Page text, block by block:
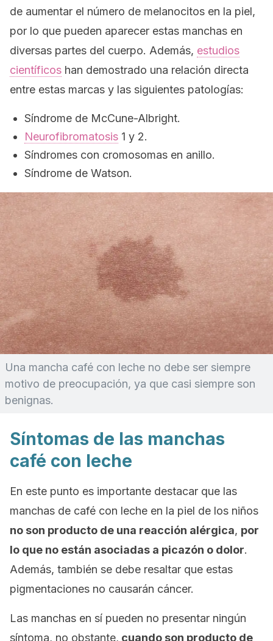
de aumentar el número de melanocitos en la piel,
por lo que pueden aparecer estas manchas en
diversas partes del cuerpo. Además, estudios
científicos han demostrado una relación directa
entre estas marcas y las siguientes patologías:
Síndrome de McCune-Albright.
Neurofibromatosis 1 y 2.
Síndromes con cromosomas en anillo.
Síndrome de Watson.
Una mancha café con leche no debe ser siempre
motivo de preocupación, ya que casi siempre son
benignas.
Síntomas de las manchas
café con leche
En este punto es importante destacar que las
manchas de café con leche en la piel de los niños
no son producto de una reacción alérgica, por
lo que no están asociadas a picazón o dolor.
Además, también se debe resaltar que estas
pigmentaciones no causarán cáncer.
Las manchas en sí pueden no presentar ningún
síntoma, no obstante, cuando son producto de